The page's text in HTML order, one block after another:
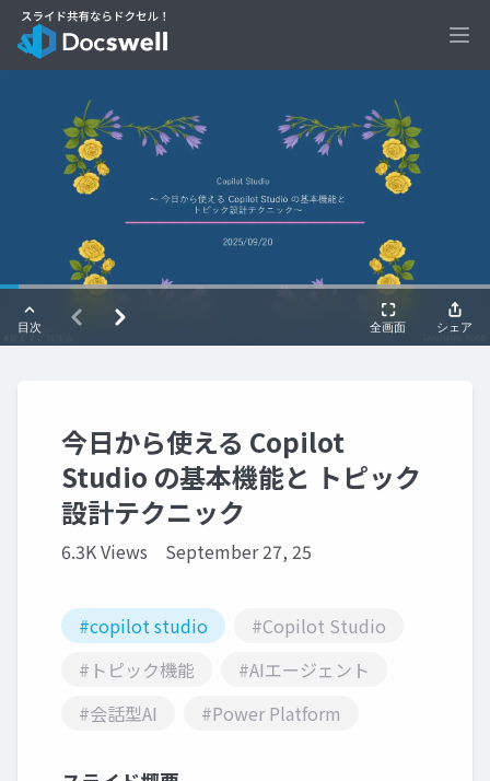
今日から使える Copilot
Studio の基本機能と トピック
設計テクニック
6.3K Views September 27, 25
#copilot studio
#Copilot Studio
#トピック機能
#AIエージェント
#会話型AI
#Power Platform